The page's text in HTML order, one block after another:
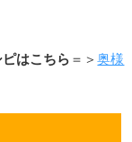
はこちら ＝＞奥様